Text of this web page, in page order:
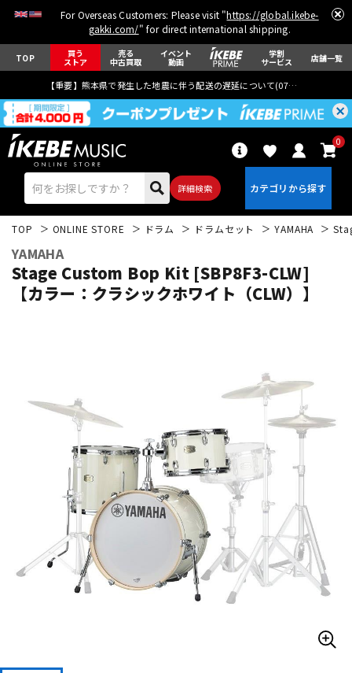
For Overseas Customers: Please visit "https://global.ikebe-
gakki.com/" for direct international shipping.
TOP 買う
ストア
売る
中古買取
イベント
動画
学割
サービス 店舗一覧
【重要】熊本県で発生した地震に伴う配送の遅延について(07月29日
詳細検索
0
ウクレレ
ドラム パーカッション
キーボード 電子ピアノ
管楽器 その他楽器
エフェクター
TOP ONLINE STORE ドラム ドラムセット YAMAHA
YAMAHA
Stage Custom Bop Kit [SBP8F3-CLW]
【カラー：クラシックホワイト（CLW）】